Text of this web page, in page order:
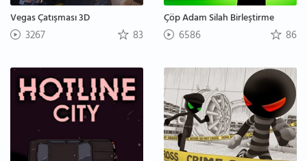
Vegas Çatışması 3D
3267 83
Çöp Adam Silah Birleştirme
6586 86